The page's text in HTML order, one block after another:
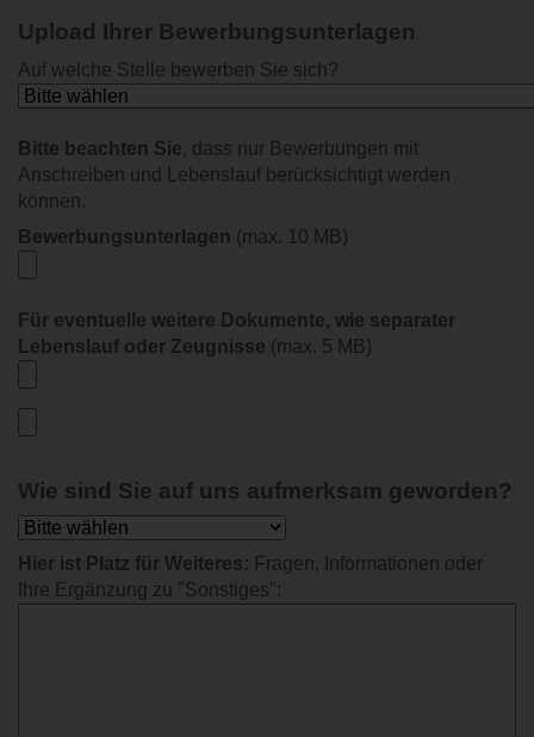
Upload Ihrer Bewerbungsunterlagen
Auf welche Stelle bewerben Sie sich?
Bitte beachten Sie, dass nur Bewerbungen mit
Anschreiben und Lebenslauf berücksichtigt werden
können.
Bewerbungsunterlagen (max. 10 MB)
Für eventuelle weitere Dokumente, wie separater
Lebenslauf oder Zeugnisse (max. 5 MB)
Wie sind Sie auf uns aufmerksam geworden?
Hier ist Platz für Weiteres: Fragen, Informationen oder
Ihre Ergänzung zu "Sonstiges":